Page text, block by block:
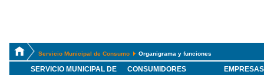
Servicio Municipal de Consumo Organigrama y funciones
SERVICIO MUNICIPAL DE
CONSUMIDORES EMPRESAS